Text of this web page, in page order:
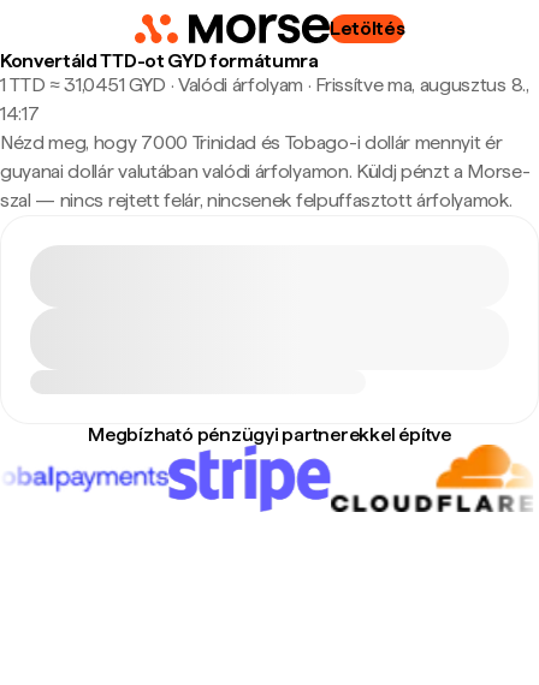
Letöltés
Konvertáld TTD-ot GYD formátumra
1 TTD ≈ 31,0451 GYD · Valódi árfolyam · Frissítve ma, augusztus 8.,
14:17
Nézd meg, hogy 7000 Trinidad és Tobago-i dollár mennyit ér
guyanai dollár valutában valódi árfolyamon. Küldj pénzt a Morse-
szal — nincs rejtett felár, nincsenek felpuffasztott árfolyamok.
Megbízható pénzügyi partnerekkel építve